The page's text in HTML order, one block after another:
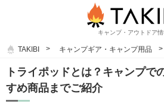
キャンプ・アウトドア情
TAKIBI キャンプギア・キャンプ用品
トライポッドとは？キャンプで
すめ商品までご紹介